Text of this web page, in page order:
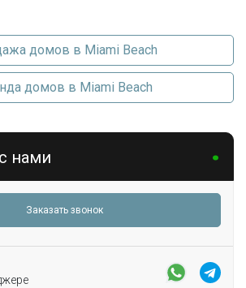
FireAlarm,
SecuredGarageParking,
Система пожаротушения,
SmokeDetectors
2026-08-04 13:55:32
мусора
печь
домов в Miami Beach
домов в Miami Beach
нами
Заказать звонок